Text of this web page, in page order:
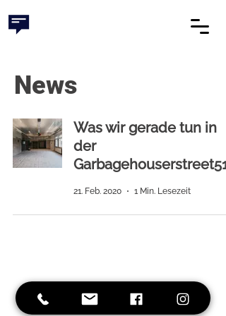
News
Was wir gerade tun in
der
Garbagehouserstreet51?
21. Feb. 2020 1 Min. Lesezeit